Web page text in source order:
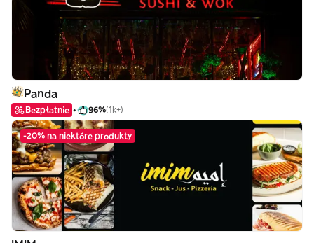
Panda
Bezpłatnie 96%(1k+)
-20% na niektóre produkty